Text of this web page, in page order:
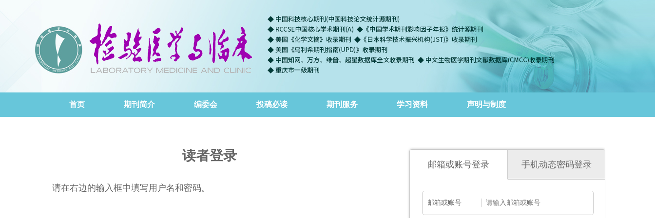
首页 期刊简介 编委会 投稿必读 期刊服务 学习资料 声明与制度
读者登录
请在右边的输入框中填写用户名和密码。
邮箱或账号登录 手机动态密码登录
邮箱或账号